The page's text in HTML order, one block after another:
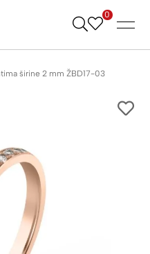
Skip
0
širine 2 mm ŽBD17-03